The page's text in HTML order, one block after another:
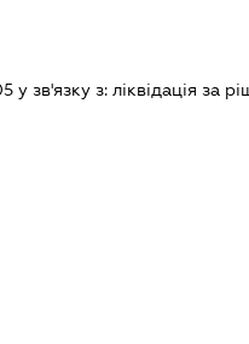
у зв'язку з:лiквiдацiя за